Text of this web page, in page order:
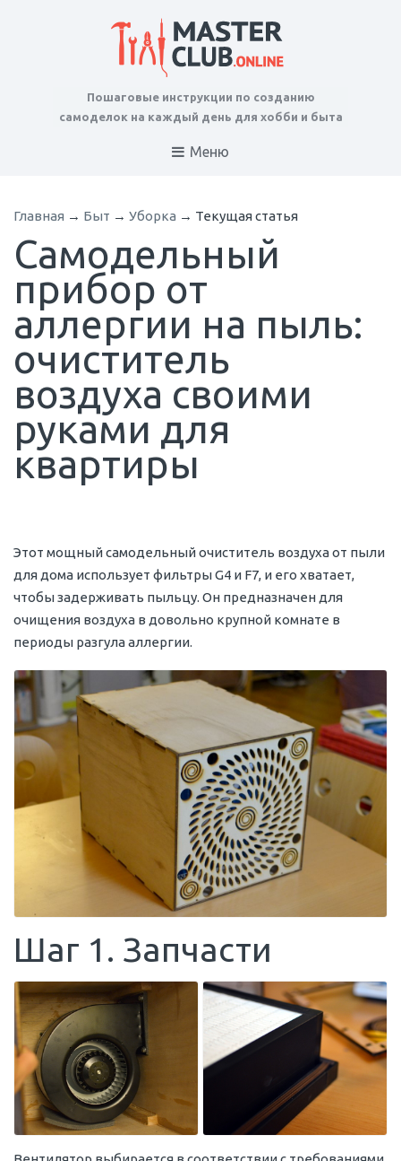
Пошаговые инструкции по созданию
самоделок на каждый день для хобби и быта
Меню
Главная → Быт → Уборка → Текущая статья
Самодельный
прибор от
аллергии на пыль:
очиститель
воздуха своими
руками для
квартиры
Этот мощный самодельный очиститель воздуха от пыли
для дома использует фильтры G4 и F7, и его хватает,
чтобы задерживать пыльцу. Он предназначен для
очищения воздуха в довольно крупной комнате в
периоды разгула аллергии.
Шаг 1. Запчасти